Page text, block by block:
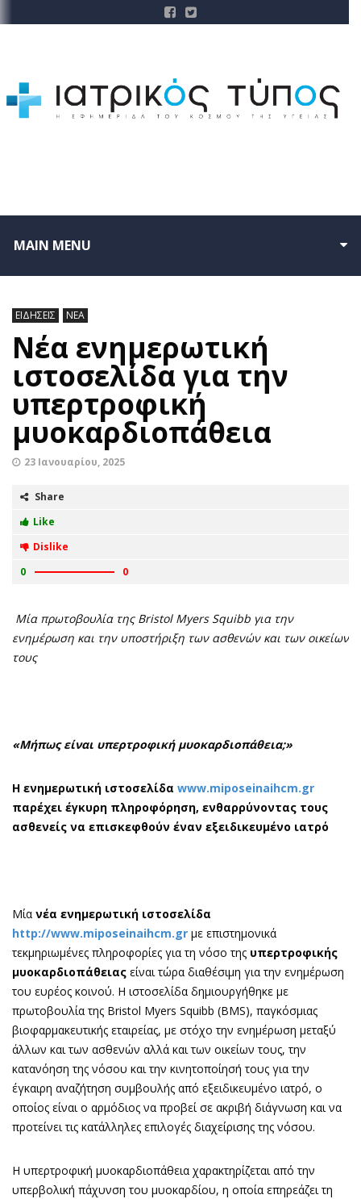
MAIN MENU
ΕΙΔΗΣΕΙΣ ΝΕΑ
Νέα ενημερωτική
ιστοσελίδα για την
υπερτροφική
μυοκαρδιοπάθεια
23 Ιανουαρίου, 2025
Share
Like
Dislike
0
0
Μία πρωτοβουλία της Bristol Myers Squibb για την
ενημέρωση και την υποστήριξη των ασθενών και των οικείων
τους
«Μήπως είναι υπερτροφική μυοκαρδιοπάθεια;»
Η ενημερωτική ιστοσελίδα www.miposeinaihcm.gr
παρέχει έγκυρη πληροφόρηση, ενθαρρύνοντας τους
ασθενείς να επισκεφθούν έναν εξειδικευμένο ιατρό
Mία νέα ενημερωτική ιστοσελίδα
http://www.miposeinaihcm.gr με επιστημονικά
τεκμηριωμένες πληροφορίες για τη νόσο της υπερτροφικής
μυοκαρδιοπάθειας είναι τώρα διαθέσιμη για την ενημέρωση
του ευρέος κοινού. Η ιστοσελίδα δημιουργήθηκε με
πρωτοβουλία της Bristol Myers Squibb (BMS), παγκόσμιας
βιοφαρμακευτικής εταιρείας, με στόχο την ενημέρωση μεταξύ
άλλων και των ασθενών αλλά και των οικείων τους, την
κατανόηση της νόσου και την κινητοποίησή τους για την
έγκαιρη αναζήτηση συμβουλής από εξειδικευμένο ιατρό, ο
οποίος είναι ο αρμόδιος να προβεί σε ακριβή διάγνωση και να
προτείνει τις κατάλληλες επιλογές διαχείρισης της νόσου.
Η υπερτροφική μυοκαρδιοπάθεια χαρακτηρίζεται από την
υπερβολική πάχυνση του μυοκαρδίου, η οποία επηρεάζει τη